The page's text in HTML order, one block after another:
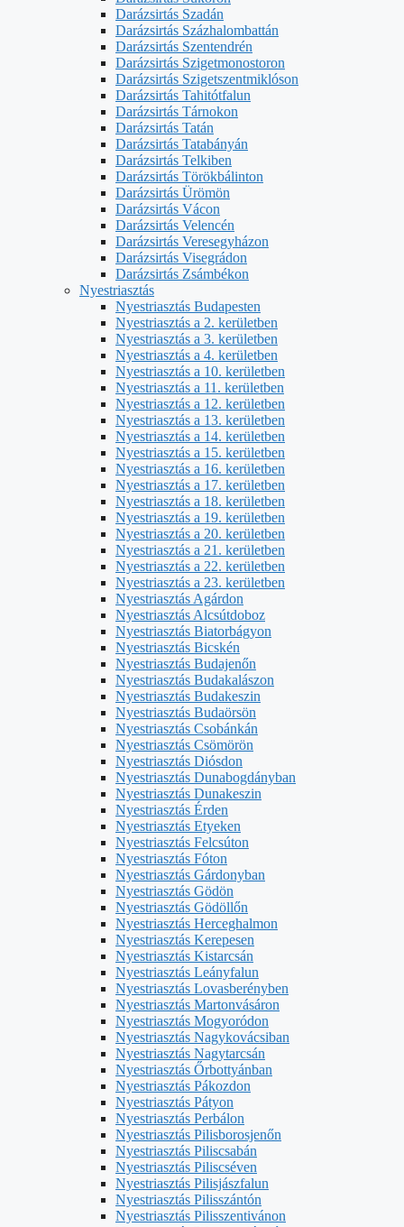
Darázsirtás Szadán
Darázsirtás Százhalombattán
Darázsirtás Szentendrén
Darázsirtás Szigetmonostoron
Darázsirtás Szigetszentmiklóson
Darázsirtás Tahitótfalun
Darázsirtás Tárnokon
Darázsirtás Tatán
Darázsirtás Tatabányán
Darázsirtás Telkiben
Darázsirtás Törökbálinton
Darázsirtás Ürömön
Darázsirtás Vácon
Darázsirtás Velencén
Darázsirtás Veresegyházon
Darázsirtás Visegrádon
Darázsirtás Zsámbékon
Nyestriasztás
Nyestriasztás Budapesten
Nyestriasztás a 2. kerületben
Nyestriasztás a 3. kerületben
Nyestriasztás a 4. kerületben
Nyestriasztás a 10. kerületben
Nyestriasztás a 11. kerületben
Nyestriasztás a 12. kerületben
Nyestriasztás a 13. kerületben
Nyestriasztás a 14. kerületben
Nyestriasztás a 15. kerületben
Nyestriasztás a 16. kerületben
Nyestriasztás a 17. kerületben
Nyestriasztás a 18. kerületben
Nyestriasztás a 19. kerületben
Nyestriasztás a 20. kerületben
Nyestriasztás a 21. kerületben
Nyestriasztás a 22. kerületben
Nyestriasztás a 23. kerületben
Nyestriasztás Agárdon
Nyestriasztás Alcsútdoboz
Nyestriasztás Biatorbágyon
Nyestriasztás Bicskén
Nyestriasztás Budajenőn
Nyestriasztás Budakalászon
Nyestriasztás Budakeszin
Nyestriasztás Budaörsön
Nyestriasztás Csobánkán
Nyestriasztás Csömörön
Nyestriasztás Diósdon
Nyestriasztás Dunabogdányban
Nyestriasztás Dunakeszin
Nyestriasztás Érden
Nyestriasztás Etyeken
Nyestriasztás Felcsúton
Nyestriasztás Fóton
Nyestriasztás Gárdonyban
Nyestriasztás Gödön
Nyestriasztás Gödöllőn
Nyestriasztás Herceghalmon
Nyestriasztás Kerepesen
Nyestriasztás Kistarcsán
Nyestriasztás Leányfalun
Nyestriasztás Lovasberényben
Nyestriasztás Martonvásáron
Nyestriasztás Mogyoródon
Nyestriasztás Nagykovácsiban
Nyestriasztás Nagytarcsán
Nyestriasztás Őrbottyánban
Nyestriasztás Pákozdon
Nyestriasztás Pátyon
Nyestriasztás Perbálon
Nyestriasztás Pilisborosjenőn
Nyestriasztás Piliscsabán
Nyestriasztás Piliscséven
Nyestriasztás Pilisjászfalun
Nyestriasztás Pilisszántón
Nyestriasztás Pilisszentivánon